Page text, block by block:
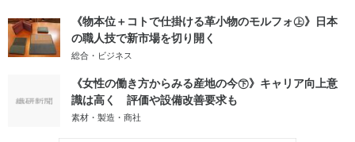
《物本位＋コトで仕掛ける革小物のモルフォ㊤》日本
の職人技で新市場を切り開く
総合・ビジネス
《女性の働き方からみる産地の今㊦》キャリア向上意
識は高く 評価や設備改善要求も
素材・製造・商社